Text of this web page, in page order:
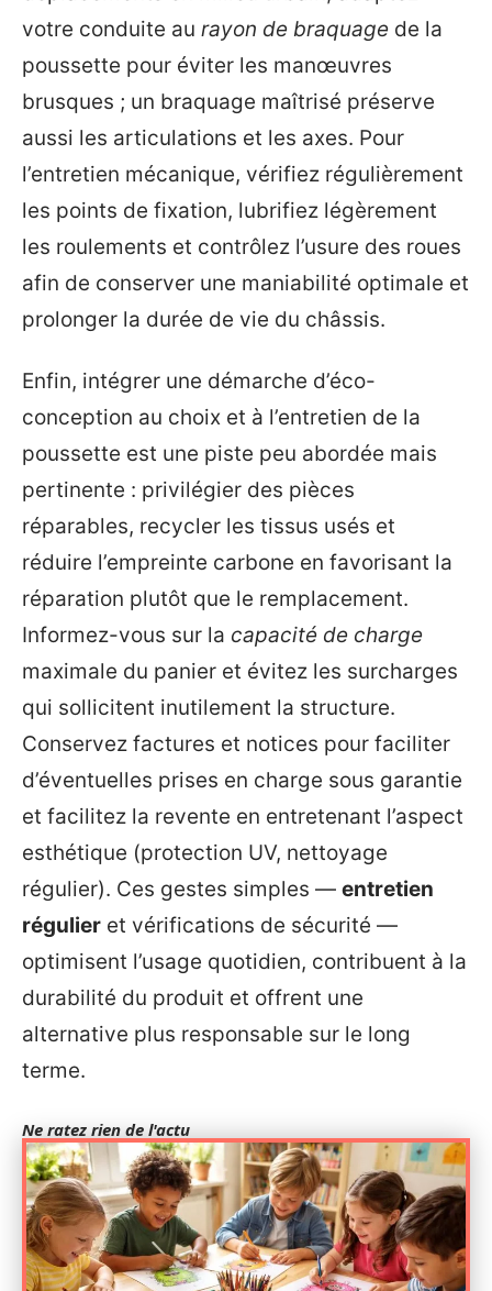
votre conduite au rayon de braquage de la
poussette pour éviter les manœuvres
brusques ; un braquage maîtrisé préserve
aussi les articulations et les axes. Pour
l’entretien mécanique, vérifiez régulièrement
les points de fixation, lubrifiez légèrement
les roulements et contrôlez l’usure des roues
afin de conserver une maniabilité optimale et
prolonger la durée de vie du châssis.
Enfin, intégrer une démarche d’éco-
conception au choix et à l’entretien de la
poussette est une piste peu abordée mais
pertinente : privilégier des pièces
réparables, recycler les tissus usés et
réduire l’empreinte carbone en favorisant la
réparation plutôt que le remplacement.
Informez-vous sur la capacité de charge
maximale du panier et évitez les surcharges
qui sollicitent inutilement la structure.
Conservez factures et notices pour faciliter
d’éventuelles prises en charge sous garantie
et facilitez la revente en entretenant l’aspect
esthétique (protection UV, nettoyage
régulier). Ces gestes simples — entretien
régulier et vérifications de sécurité —
optimisent l’usage quotidien, contribuent à la
durabilité du produit et offrent une
alternative plus responsable sur le long
terme.
Ne ratez rien de l'actu